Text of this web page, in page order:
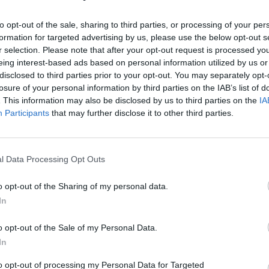
opt-out of the sale, sharing to third parties, or processing of your
for targeted advertising by us, please use the below opt-out
selection. Please note that after your opt-out request is processed
interest-based ads based on personal information utilized by us
to third parties prior to your opt-out. You may separately
of your personal information by third parties on the IAB’s list of
This information may also be disclosed by us to third parties on the
Participants that may further disclose it to other third parties.
Data Processing Opt Outs
opt-out of the Sharing of my personal data.
opt-out of the Sale of my Personal Data.
opt-out of processing my Personal Data for Targeted
il concerto che si svolgerà stasera a
dello Stadio Comunale Francioni, in
nel quale il rock e l'elettronica
insieme. Da chi è stato firmato il video
Pastore, che non è nuovo a questo
non è davvero il primo clip che
alla sua carriera personale che in
«Siamo abituati a delegare un
ha tracciato le linee guida entriamo in
del video, ne parliamo, ne discutiamo
idea vi siete fatti della "censura"
che qualche bambino si imbattesse
a parte ciò non avremmo un'altra
valida. Non abbiamo capito, insomma, se
Rudy Giuliani a Come States?
Trump, Meloni e la strategia
americana